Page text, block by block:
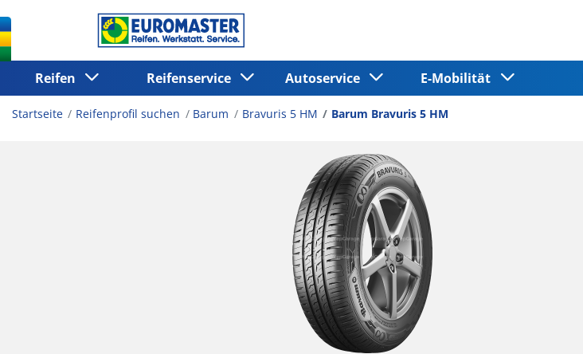
Reifen Reifenservice Autoservice E-Mobilität
Startseite Reifenprofil suchen Barum Bravuris 5 HM Barum Bravuris 5 HM